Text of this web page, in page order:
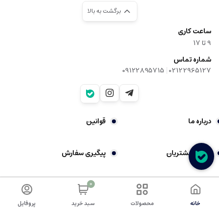
برگشت به بالا
ساعت کاری
9‌ تا ۱۷
شماره تماس
02122965127
|
09122895715
درباره ما قوانین
گالری مشتریان پیگیری سفارش
شکایات تماس با ما
خانه محصولات
0
سبد خرید پروفایل